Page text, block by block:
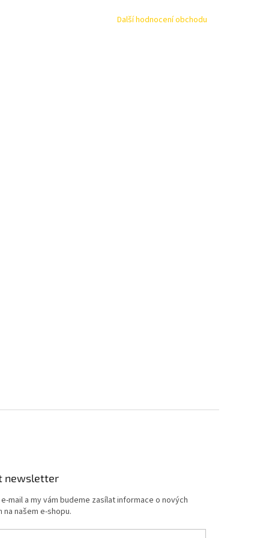
Další hodnocení obchodu
newsletter
mail a my vám budeme zasílat informace o nových
našem e-shopu.